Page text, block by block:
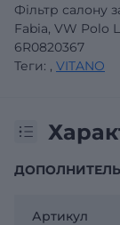
Фільтр салону
Fabia, VW Polo
6R0820367
Теги: , VITANO
Артикул